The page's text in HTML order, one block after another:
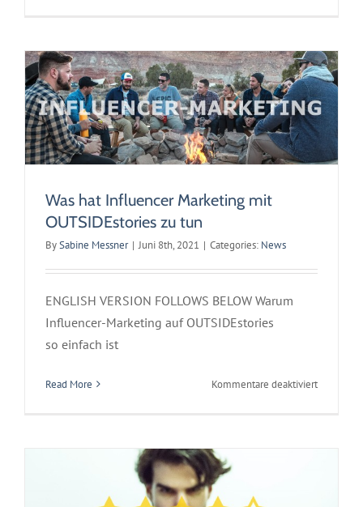
die
für
Marke
Was hat Influencer Marketing mit
OUTSIDEstories zu tun
BySabine Messner | Juni 8th, 2021 | Categories: News
ENGLISH VERSION FOLLOWS BELOW Warum
Influencer-Marketing auf OUTSIDEstories
so einfach ist
Read More Kommentare deaktiviertfür
Fake-Bewertungen: So einfach erkennst du sie